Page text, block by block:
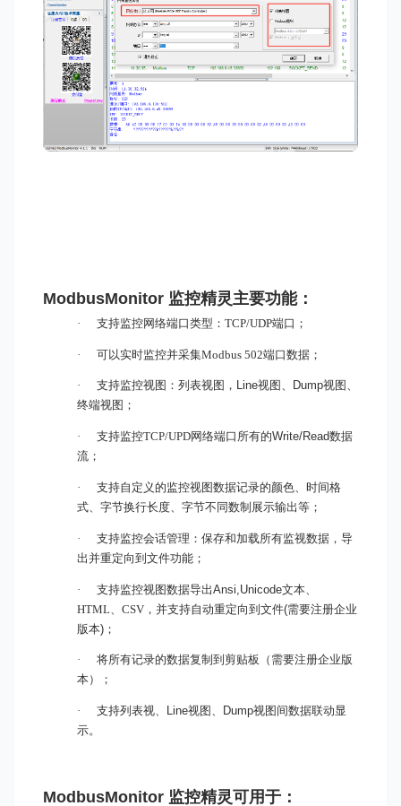
ModbusMonitor 监控精灵主要功能：
· 支持监控网络端口类型：TCP/UDP端口 ；
· 可以实时监控并采集Modbus 502端口数据；
· 支持监控视图：列表视图， Line视图、 Dump视图、
终端视图 ；
· 支持监控TCP/UPD网络端口 所有的Write/Read数据
流；
·
支持自定义的监控视图数据记录的颜色、时间格
式、字节换行长度、字节不同数制展示输出等；
·
支持监控会话管理：保存和加载所有监视数据，导
出并重定向到文件功能；
· 支持监控视图数据导出Ansi,Unicode文本、
HTML、CSV，并支持自动重定向到文件(需要注册企业
版本) ；
·
将所有记录的数据复制到剪贴板（需要注册企业版
本）；
· 支持列表视、 Line视图、 Dump视图间数据联动显
示。
ModbusMonitor 监控精灵可用于：